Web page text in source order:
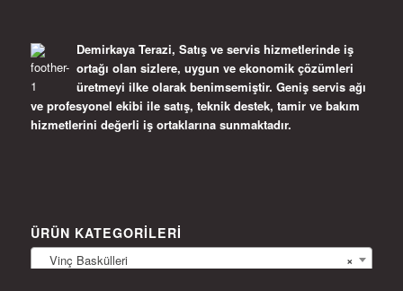
Demirkaya Terazi, Satış ve servis hizmetlerinde iş
ortağı olan sizlere, uygun ve ekonomik çözümleri
üretmeyi ilke olarak benimsemiştir. Geniş servis ağı
ve profesyonel ekibi ile satış, teknik destek, tamir ve bakım
hizmetlerini değerli iş ortaklarına sunmaktadır.
ÜRÜN KATEGORILERI
×
Vinç Baskülleri